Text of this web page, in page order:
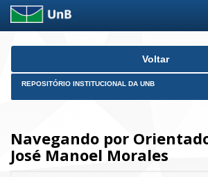
Skip
Voltar
REPOSITÓRIO INSTITUCIONAL DA UNB
Navegando por
José Manoel Morales